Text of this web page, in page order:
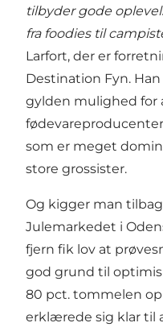
tilbyder gode
fra foodies til
Larfort, der er
Destination Fyn.
gylden mulighed for
som er meget
store grossister.
Og kigger man
Julemarkedet i
fjern fik lov at
god grund til
80 pct. tommelen
erklærede sig klar til